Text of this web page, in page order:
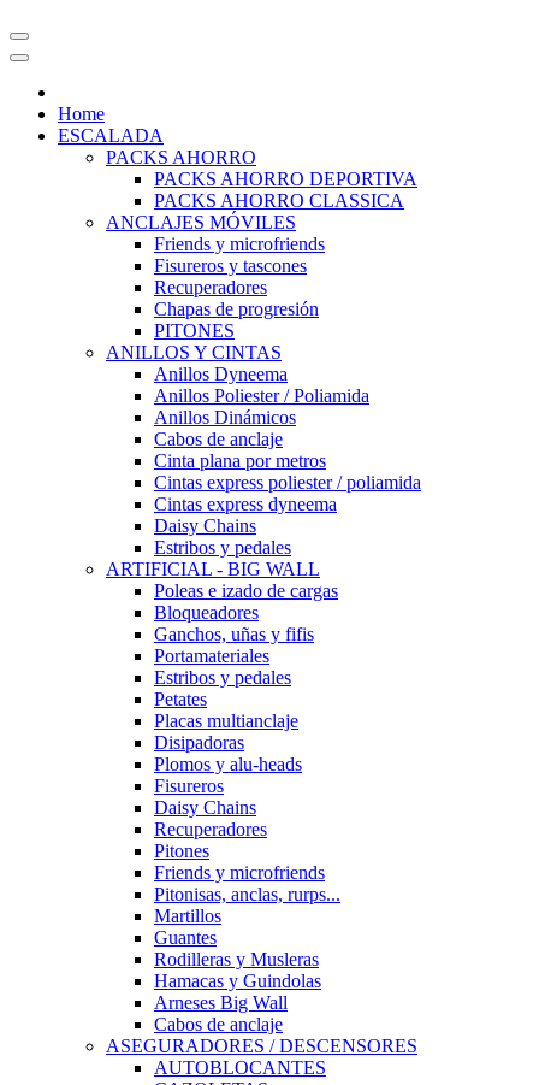
Home
ESCALADA
PACKS AHORRO
PACKS AHORRO DEPORTIVA
PACKS AHORRO CLASSICA
ANCLAJES MÓVILES
Friends y microfriends
Fisureros y tascones
Recuperadores
Chapas de progresión
PITONES
ANILLOS Y CINTAS
Anillos Dyneema
Anillos Poliester / Poliamida
Anillos Dinámicos
Cabos de anclaje
Cinta plana por metros
Cintas express poliester / poliamida
Cintas express dyneema
Daisy Chains
Estribos y pedales
ARTIFICIAL - BIG WALL
Poleas e izado de cargas
Bloqueadores
Ganchos, uñas y fifis
Portamateriales
Estribos y pedales
Petates
Placas multianclaje
Disipadoras
Plomos y alu-heads
Fisureros
Daisy Chains
Recuperadores
Pitones
Friends y microfriends
Pitonisas, anclas, rurps...
Martillos
Guantes
Rodilleras y Musleras
Hamacas y Guindolas
Arneses Big Wall
Cabos de anclaje
ASEGURADORES / DESCENSORES
AUTOBLOCANTES